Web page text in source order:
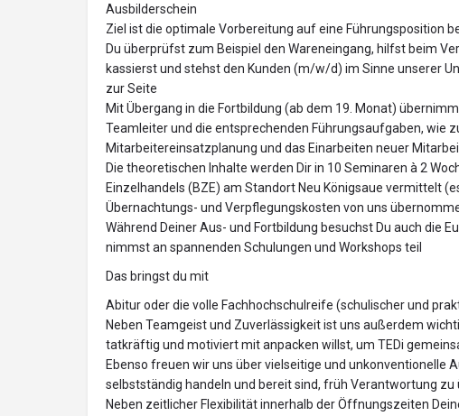
Ausbilderschein
Ziel ist die optimale Vorbereitung auf eine Führungsposition
Du überprüfst zum Beispiel den Wareneingang, hilfst beim
kassierst und stehst den Kunden (m/w/d) im Sinne unserer
zur Seite
Mit Übergang in die Fortbildung (ab dem 19. Monat)
Teamleiter und die entsprechenden Führungsaufgaben, wie
Mitarbeitereinsatzplanung und das Einarbeiten neuer
Die theoretischen Inhalte werden Dir in 10 Seminaren à 2
Einzelhandels (BZE) am Standort Neu Königsaue vermittelt
Übernachtungs- und Verpflegungskosten von uns
Während Deiner Aus- und Fortbildung besuchst Du auch die
nimmst an spannenden Schulungen und Workshops teil
Das bringst du mit
Abitur oder die volle Fachhochschulreife (schulischer und
Neben Teamgeist und Zuverlässigkeit ist uns außerdem
tatkräftig und motiviert mit anpacken willst, um TEDi
Ebenso freuen wir uns über vielseitige und unkonventionelle
selbstständig handeln und bereit sind, früh Verantwortung zu
Neben zeitlicher Flexibilität innerhalb der Öffnungszeiten